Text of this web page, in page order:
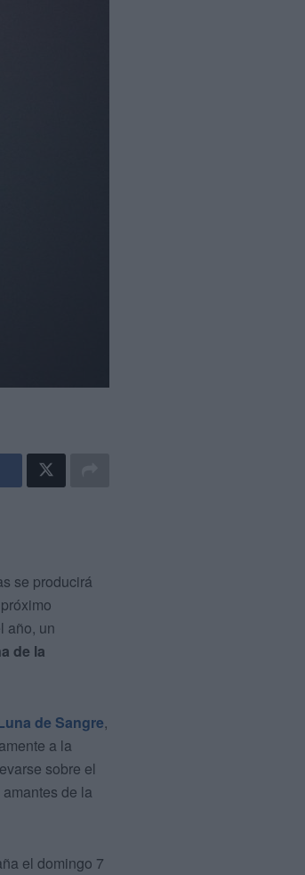
se producirá
año, un
de la
de Sangre,
a la
sobre el
de la
el domingo 7